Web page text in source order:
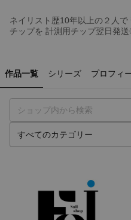
ネイリスト歴10年以上の２人
チップを 計測用チップ翌日発
作品一覧 シリーズ プロフィ